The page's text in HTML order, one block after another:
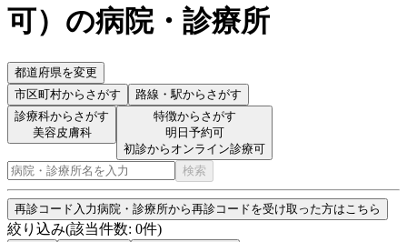
可） の病院・診療所
都道府県を変更
市区町村からさがす 路線・駅からさがす
診療科からさがす
美容皮膚科
特徴からさがす
明日予約可
初診からオンライン診療可
検索
再診コード入力病院・診療所から再診コードを受け取った方はこちら
絞り込み(該当件数: 0件)